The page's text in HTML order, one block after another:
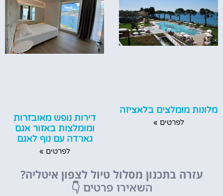
מלונות מומלצים בלאציזה
לפרטים »
דירות נופש מאובזרות
ומומלצות באזור אגם
גארדה עם נוף לאגם
לפרטים »
עזרה בתכנון מסלול טיול לצפון איטליה?
השאירו פרטים 👇